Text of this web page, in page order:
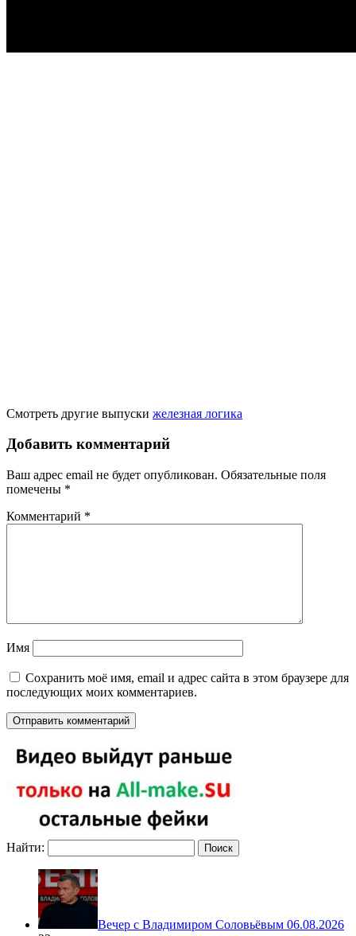
Смотреть другие выпуски железная логика
Добавить комментарий
Ваш адрес email не будет опубликован. Обязательные поля
помечены *
Комментарий *
Имя
Сохранить моё имя, email и адрес сайта в этом браузере для
последующих моих комментариев.
Найти:
Вечер с Владимиром Соловьёвым 06.08.2026